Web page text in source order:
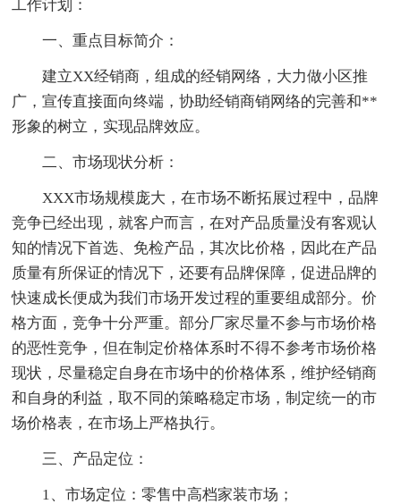
工作计划：
一、重点目标简介：
建立XX经销商，组成的经销网络，大力做小区推
广，宣传直接面向终端，协助经销商销网络的完善和**
形象的树立，实现品牌效应。
二、市场现状分析：
XXX市场规模庞大，在市场不断拓展过程中，品牌
竞争已经出现，就客户而言，在对产品质量没有客观认
知的情况下首选、免检产品，其次比价格，因此在产品
质量有所保证的情况下，还要有品牌保障，促进品牌的
快速成长便成为我们市场开发过程的重要组成部分。价
格方面，竞争十分严重。部分厂家尽量不参与市场价格
的恶性竞争，但在制定价格体系时不得不参考市场价格
现状，尽量稳定自身在市场中的价格体系，维护经销商
和自身的利益，取不同的策略稳定市场，制定统一的市
场价格表，在市场上严格执行。
三、产品定位：
1、市场定位：零售中高档家装市场；